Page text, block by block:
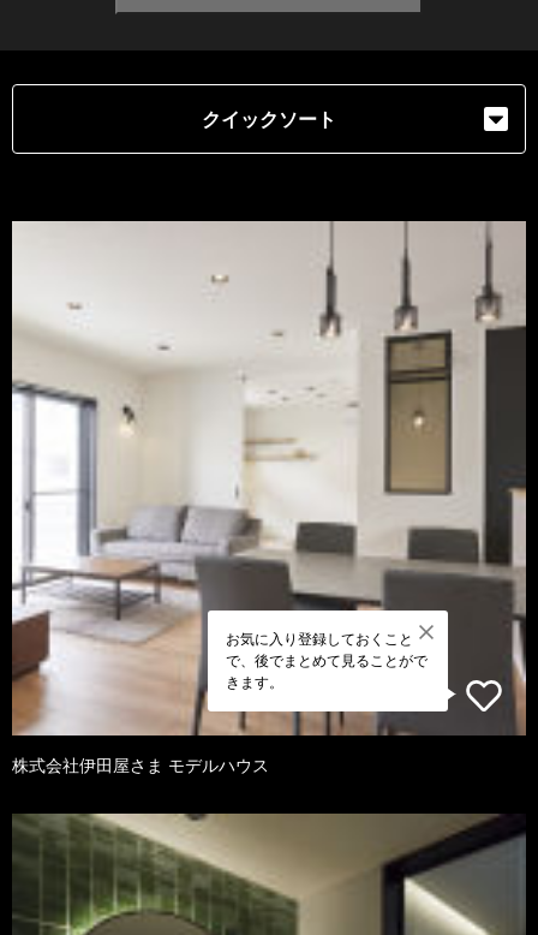
クイックソート
お気に入り登録しておくこと
で、後でまとめて見ることがで
きます。
株式会社伊田屋さま モデルハウス